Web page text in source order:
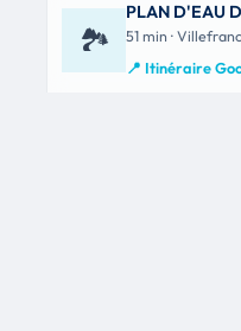
🏞
PLAN D'EAU
51 min ·
📍 Itinéraire